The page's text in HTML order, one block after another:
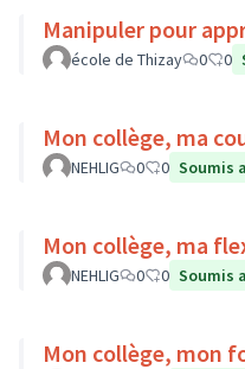
Manipuler pour
école de Thizay 0 0
Mon collège, ma
NEHLIG 0 0 Soumis
Mon collège, ma
NEHLIG 0 0 Soumis
Mon collège, mon